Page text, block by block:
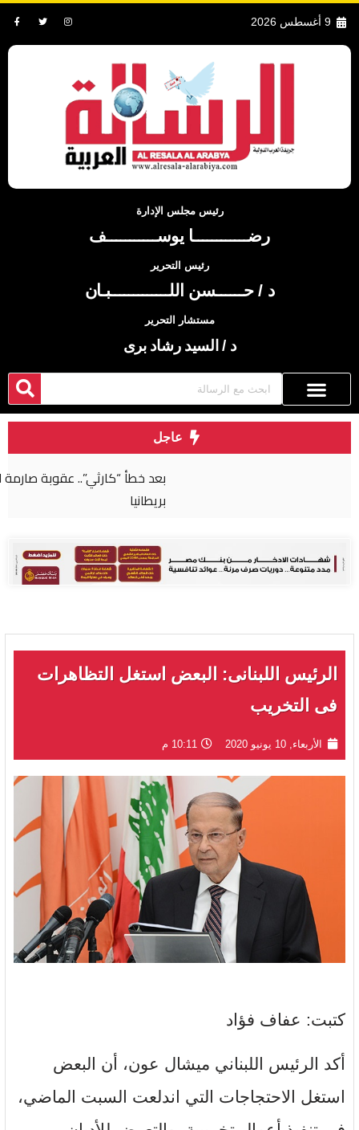
9 أغسطس 2026
رئيس مجلس الإدارة
رضــــــــــــا يوســـــــــــف
رئيس التحرير
د / حــــــسن اللـــــــــــــبـان
مستشار التحرير
د / السيد رشاد برى
عاجل
بعد خطأ “كارثي”.. عقوبة صارمة لجراح مصري في
الرئيس اللبنانى: البعض استغل التظاهرات
فى التخريب
الأربعاء, 10 يونيو 2020 10:11 م
كتبت: عفاف فؤاد
أكد الرئيس اللبناني ميشال عون، أن البعض
استغل الاحتجاجات التي اندلعت السبت الماضي،